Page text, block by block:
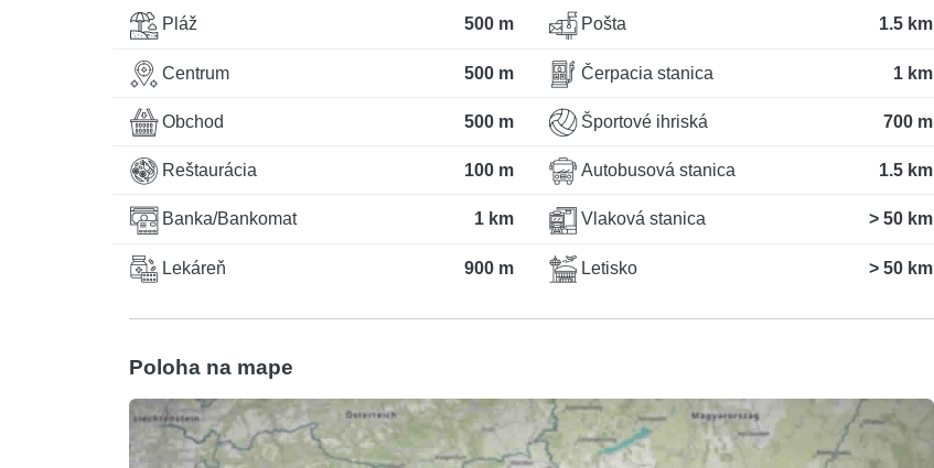
Pláž 500 m
Centrum 500 m
Obchod 500 m
Reštaurácia 100 m
Banka/Bankomat 1 km
Lekáreň 900 m
Pošta 1.5 km
Čerpacia stanica 1 km
Športové ihriská 700 m
Autobusová stanica 1.5 km
Vlaková stanica > 50 km
Letisko > 50 km
Poloha na mape